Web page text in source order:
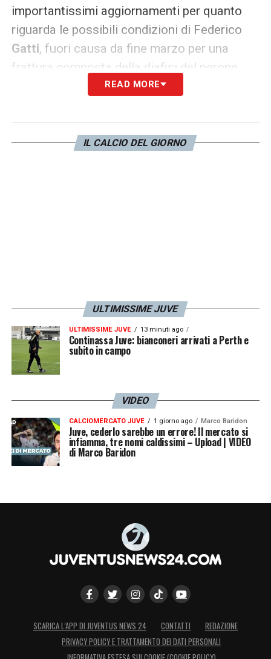
importantissimi aggiornamenti per quanto
riguarda le possibili condizioni di Federico
Gatti, fuori causa da fine marzo per una
frattura composta della diafisi del perone.
Stando a quanto riportato questa mattina
proverà a rientrare per la trasferta
Lazioin programma la prossima
READ MORE
IL CALCIO DEL GIORNO
ULTIMISSIME JUVE
ULTIMISSIME JUVE 13 minuti ago
Continassa Juve: bianconeri arrivati a Perth e
subito in campo
VIDEO
CALCIOMERCATO JUVE 1 giorno ago Marco Baridon
Juve, cederlo sarebbe un errore! Il mercato si
infiamma, tre nomi caldissimi – Upload | VIDEO
di Marco Baridon
SCARICA L’APP DI JUVENTUS NEWS 24 CONTATTI
REDAZIONE
PRIVACY POLICY E TRATTAMENTO DEI DATI PERSONALI